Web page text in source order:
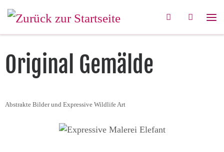
Zum Inhalt springen
Search
Original Gemälde
Abstrakte Bilder und Expressive Wildlife Art